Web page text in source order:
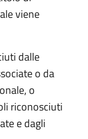
viene
dalle
o da
o
riconosciuti
e dagli